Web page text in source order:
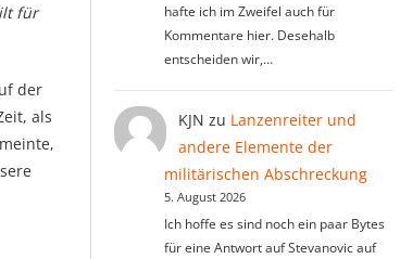
für
der
als
hafte ich im Zweifel auch für
Kommentare hier. Desehalb
entscheiden wir,…
KJN zu Lanzenreiter und
andere Elemente der
militärischen Abschreckung
5. August 2026
Ich hoffe es sind noch ein paar Bytes
für eine Antwort auf Stevanovic auf